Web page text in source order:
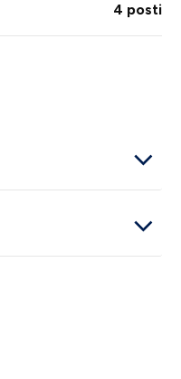
4 posti